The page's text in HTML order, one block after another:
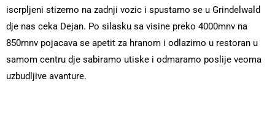
iscrpljeni stizemo na zadnji vozic i spustamo se u Grindelwald
dje nas ceka Dejan. Po silasku sa visine preko 4000mnv na
850mnv pojacava se apetit za hranom i odlazimo u restoran u
samom centru dje sabiramo utiske i odmaramo poslije veoma
uzbudljive avanture.